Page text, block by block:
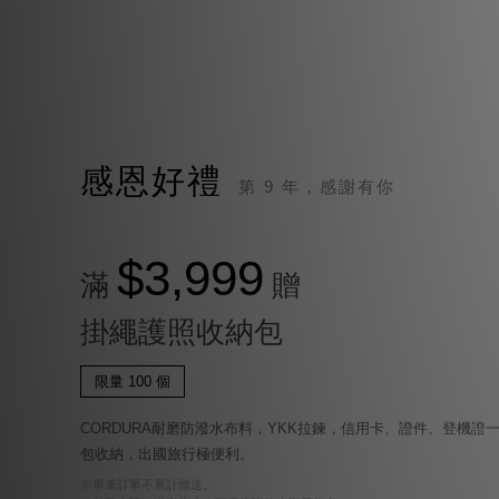
感恩好禮 第 9 年，感謝有你
滿 $3,999 贈
掛繩護照收納包
限量 100 個
CORDURA耐磨防潑水布料，YKK拉鍊，信用卡、證件、登機證一
包收納，出國旅行極便利。
※單筆訂單不累計贈送。